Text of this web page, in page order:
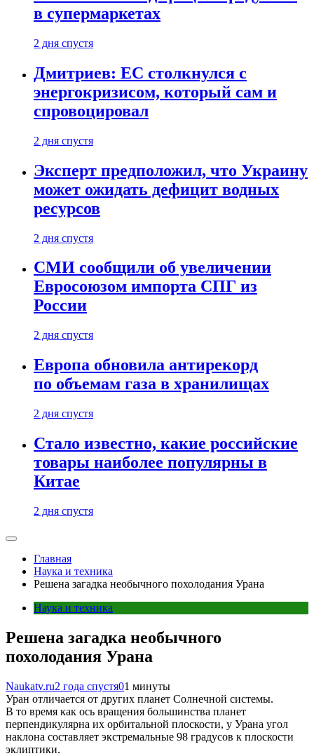
в супермаркетах
2 дня спустя
Дмитриев: ЕС столкнулся с
энергокризисом, который сам и
спровоцировал
2 дня спустя
Эксперт предположил, что Украину
может ожидать дефицит водных
ресурсов
2 дня спустя
СМИ сообщили об увеличении
Евросоюзом импорта СПГ из
России
2 дня спустя
Европа обновила антирекорд
по объемам газа в хранилищах
2 дня спустя
Стало известно, какие российские
товары наиболее популярны в
Китае
2 дня спустя
Главная
Наука и техника
Решена загадка необычного похолодания Урана
Наука и техника
Решена загадка необычного
похолодания Урана
Naukatv.ru2 года спустя01 минуты
Уран отличается от других планет Солнечной системы.
В то время как ось вращения большинства планет
перпендикулярна их орбитальной плоскости, у Урана угол
наклона составляет экстремальные 98 градусов к плоскости
эклиптики.